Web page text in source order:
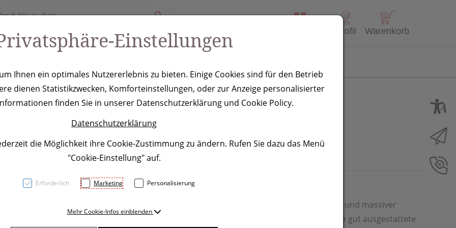
Profil Warenkorb
beige
14-teiliges Messerblock-Set mit titanbeschichteten Klingen und massiver
Halterung aus Holz (Pinie). Das perfekte Accessoire für jede gut ausgestattete
Einstellungen
Ihnen ein optimales Nutzererlebnis zu bieten. Einige Cookies sind für den Betrieb
dienen Statistikzwecken, Komforteinstellungen, oder zur Anzeige personalisierter
finden Sie in unserer Datenschutzerklärung und Cookie Policy.
Datenschutzerklärung
die Möglichkeit ihre Cookie-Zustimmung zu ändern. Rufen Sie dazu das Menü
"Cookie-Einstellung" auf.
Erforderlich Marketing Personalisierung
Mehr Cookie-Infos einblenden